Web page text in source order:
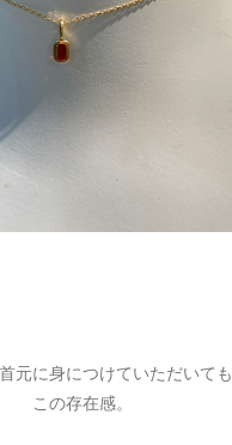
元に身につけていただいても
この存在感。